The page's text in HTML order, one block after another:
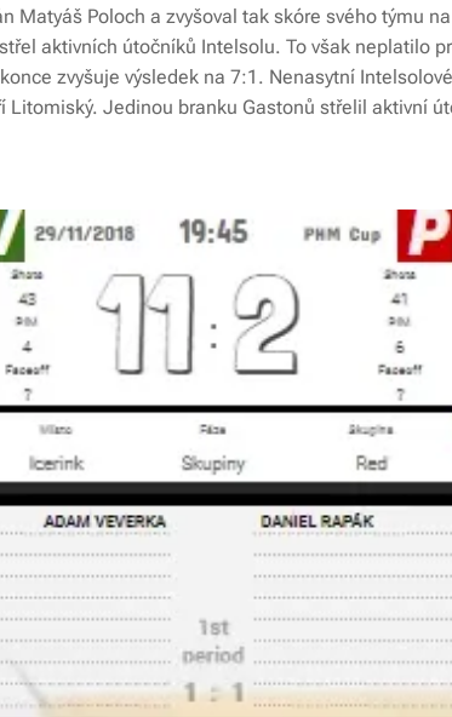
Matyáš Poloch a zvyšoval tak skóre svého týmu
aktivních útočníků Intelsolu. To však neplatilo
zvyšuje výsledek na 7:1. Nenasytní
Litomiský. Jedinou branku Gastonů střelil aktivní